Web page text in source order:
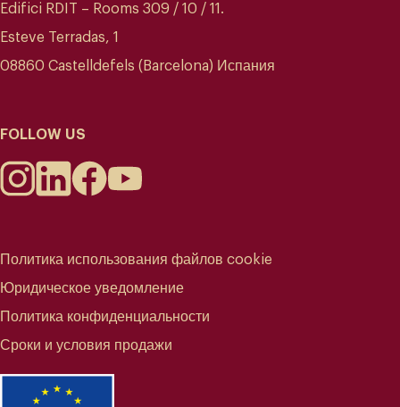
Edifici RDIT – Rooms 309 / 10 / 11.
Esteve Terradas, 1
08860 Castelldefels (Barcelona) Испания
FOLLOW US
Политика использования файлов cookie
Юридическое уведомление
Политика конфиденциальности
Сроки и условия продажи